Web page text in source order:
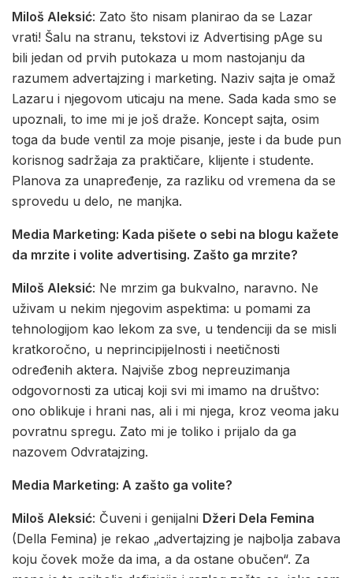
Miloš Aleksić: Zato što nisam planirao da se Lazar
vrati! Šalu na stranu, tekstovi iz Advertising pAge su
bili jedan od prvih putokaza u mom nastojanju da
razumem advertajzing i marketing. Naziv sajta je omaž
Lazaru i njegovom uticaju na mene. Sada kada smo se
upoznali, to ime mi je još draže. Koncept sajta, osim
toga da bude ventil za moje pisanje, jeste i da bude pun
korisnog sadržaja za praktičare, klijente i studente.
Planova za unapređenje, za razliku od vremena da se
sprovedu u delo, ne manjka.
Media Marketing: Kada pišete o sebi na blogu kažete
da mrzite i volite advertising. Zašto ga mrzite?
Miloš Aleksić: Ne mrzim ga bukvalno, naravno. Ne
uživam u nekim njegovim aspektima: u pomami za
tehnologijom kao lekom za sve, u tendenciji da se misli
kratkoročno, u neprincipijelnosti i neetičnosti
određenih aktera. Najviše zbog nepreuzimanja
odgovornosti za uticaj koji svi mi imamo na društvo:
ono oblikuje i hrani nas, ali i mi njega, kroz veoma jaku
povratnu spregu. Zato mi je toliko i prijalo da ga
nazovem Odvratajzing.
Media Marketing: A zašto ga volite?
Miloš Aleksić: Čuveni i genijalni Džeri Dela Femina
(Della Femina) je rekao „advertajzing je najbolja zabava
koju čovek može da ima, a da ostane obučen“. Za